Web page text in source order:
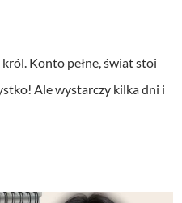
Konto pełne, świat stoi
Ale wystarczy kilka dni i